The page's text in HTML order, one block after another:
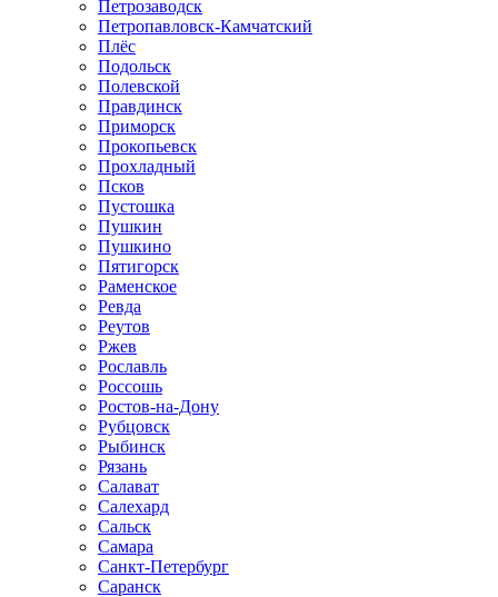
Петрозаводск
Петропавловск-Камчатский
Плёс
Подольск
Полевской
Правдинск
Приморск
Прокопьевск
Прохладный
Псков
Пустошка
Пушкин
Пушкино
Пятигорск
Раменское
Ревда
Реутов
Ржев
Рославль
Россошь
Ростов-на-Дону
Рубцовск
Рыбинск
Рязань
Салават
Салехард
Сальск
Самара
Санкт-Петербург
Саранск